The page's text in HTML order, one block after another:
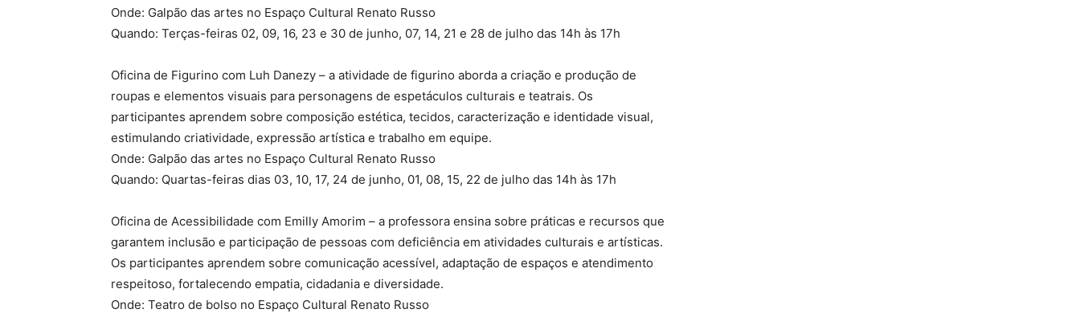
Onde: Galpão das artes no Espaço Cultural Renato Russo
Quando: Terças-feiras 02, 09, 16, 23 e 30 de junho, 07, 14, 21 e 28 de julho das 14h às 17h
Oficina de Figurino com Luh Danezy – a atividade de figurino aborda a criação e produção de
roupas e elementos visuais para personagens de espetáculos culturais e teatrais. Os
participantes aprendem sobre composição estética, tecidos, caracterização e identidade visual,
estimulando criatividade, expressão artística e trabalho em equipe.
Onde: Galpão das artes no Espaço Cultural Renato Russo
Quando: Quartas-feiras dias 03, 10, 17, 24 de junho, 01, 08, 15, 22 de julho das 14h às 17h
Oficina de Acessibilidade com Emilly Amorim – a professora ensina sobre práticas e recursos que
garantem inclusão e participação de pessoas com deficiência em atividades culturais e artísticas.
Os participantes aprendem sobre comunicação acessível, adaptação de espaços e atendimento
respeitoso, fortalecendo empatia, cidadania e diversidade.
Onde: Teatro de bolso no Espaço Cultural Renato Russo